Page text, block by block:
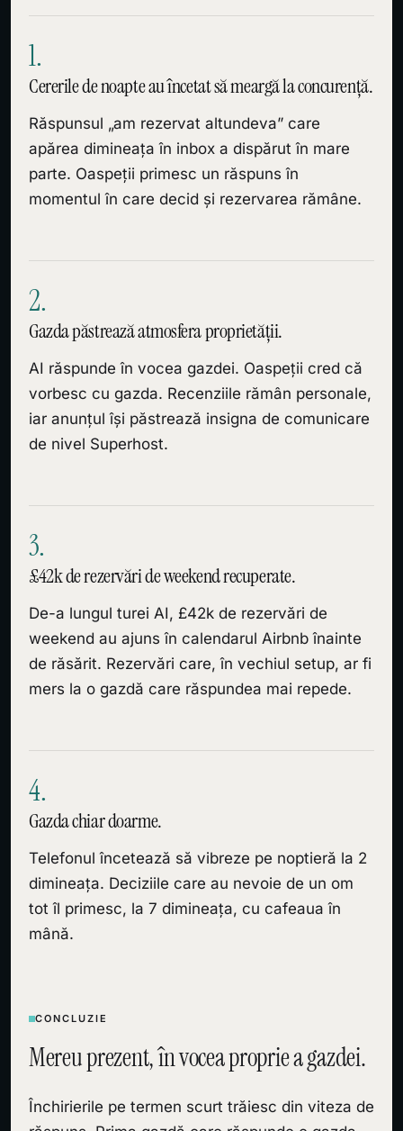
1.
Cererile de noapte au încetat să meargă la concurență.
Răspunsul „am rezervat altundeva” care
apărea dimineața în inbox a dispărut în mare
parte. Oaspeții primesc un răspuns în
momentul în care decid și rezervarea rămâne.
2.
Gazda păstrează atmosfera proprietății.
AI răspunde în vocea gazdei. Oaspeții cred că
vorbesc cu gazda. Recenziile rămân personale,
iar anunțul își păstrează insigna de comunicare
de nivel Superhost.
3.
£42k de rezervări de weekend recuperate.
De-a lungul turei AI, £42k de rezervări de
weekend au ajuns în calendarul Airbnb înainte
de răsărit. Rezervări care, în vechiul setup, ar fi
mers la o gazdă care răspundea mai repede.
4.
Gazda chiar doarme.
Telefonul încetează să vibreze pe noptieră la 2
dimineața. Deciziile care au nevoie de un om
tot îl primesc, la 7 dimineața, cu cafeaua în
mână.
CONCLUZIE
Mereu prezent, în vocea proprie a gazdei.
Închirierile pe termen scurt trăiesc din viteza de